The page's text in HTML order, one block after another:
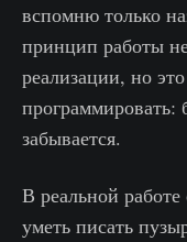
вспомню только
принцип работы
реализации, но
программировать:
забывается.
В реальной работе
уметь писать